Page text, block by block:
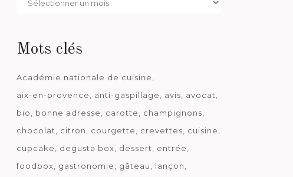
Mots clés
Académie nationale de cuisine
aix-en-provence
anti-gaspillage avis
avocat
bio
bonne adresse carotte
champignons
chocolat
citron courgette crevettes
cuisine
cupcake
degusta box dessert
entrée
foodbox
gastronomie gâteau
lançon